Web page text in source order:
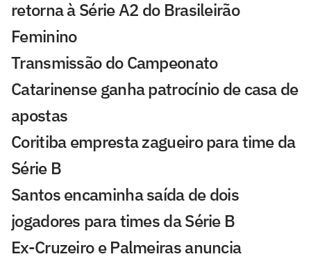
retorna à Série A2 do Brasileirão
Feminino
Transmissão do Campeonato
Catarinense ganha patrocínio de casa de
apostas
Coritiba empresta zagueiro para time da
Série B
Santos encaminha saída de dois
jogadores para times da Série B
Ex-Cruzeiro e Palmeiras anuncia